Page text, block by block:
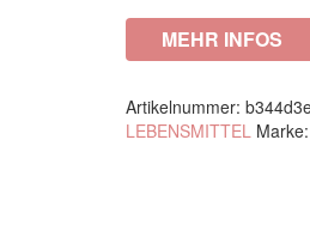
MEHR INFOS
Artikelnummer:
LEBENSMITTEL Marke: